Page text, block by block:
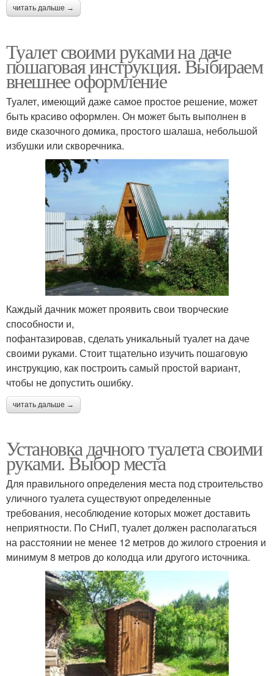
читать дальше →
Туалет своими руками на даче
пошаговая инструкция. Выбираем
внешнее оформление
Туалет, имеющий даже самое простое решение, может
быть красиво оформлен. Он может быть выполнен в
виде сказочного домика, простого шалаша, небольшой
избушки или скворечника.
Каждый дачник может проявить свои творческие
способности и,
пофантазировав, сделать уникальный туалет на даче
своими руками. Стоит тщательно изучить пошаговую
инструкцию, как построить самый простой вариант,
чтобы не допустить ошибку.
читать дальше →
Установка дачного туалета своими
руками. Выбор места
Для правильного определения места под строительство
уличного туалета существуют определенные
требования, несоблюдение которых может доставить
неприятности. По СНиП, туалет должен располагаться
на расстоянии не менее 12 метров до жилого строения и
минимум 8 метров до колодца или другого источника.